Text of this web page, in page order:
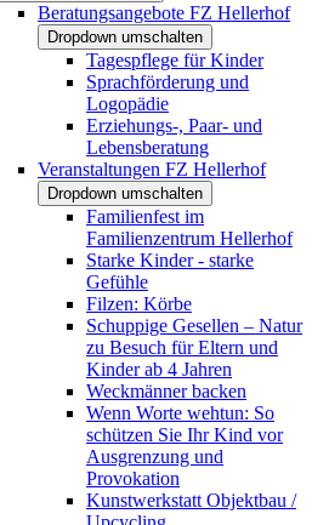
Beratungsangebote FZ Hellerhof
Dropdown umschalten
Tagespflege für Kinder
Sprachförderung und
Logopädie
Erziehungs-, Paar- und
Lebensberatung
Veranstaltungen FZ Hellerhof
Dropdown umschalten
Familienfest im
Familienzentrum Hellerhof
Starke Kinder - starke
Gefühle
Filzen: Körbe
Schuppige Gesellen – Natur
zu Besuch für Eltern und
Kinder ab 4 Jahren
Weckmänner backen
Wenn Worte wehtun: So
schützen Sie Ihr Kind vor
Ausgrenzung und
Provokation
Kunstwerkstatt Objektbau /